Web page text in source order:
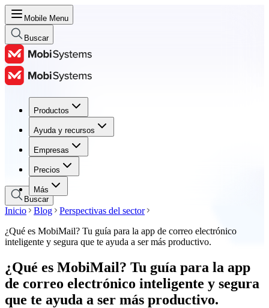
Mobile Menu
Buscar
Productos
Ayuda y recursos
Empresas
Precios
Más
Productos
Ayuda y recursos
Empresas
Precios
Buscar
Inicio Blog
Perspectivas del sector
¿Qué es MobiMail? Tu guía para la app de correo electrónico
inteligente y segura que te ayuda a ser más productivo.
¿Qué es MobiMail? Tu guía para la app
de correo electrónico inteligente y segura
que te ayuda a ser más productivo.